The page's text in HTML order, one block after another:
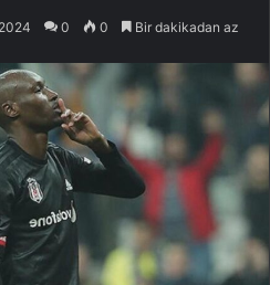
0 0 Bir dakikadan az